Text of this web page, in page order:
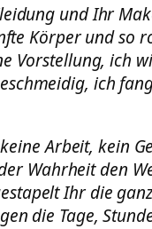
und Ihr
Körper und so
Vorstellung, ich
ich
Arbeit, kein
Wahrheit den
Ihr die
die Tage,